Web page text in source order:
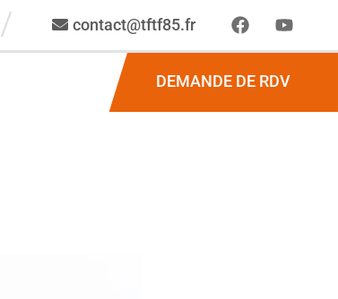
contact@tftf85.fr
DEMANDE DE RDV